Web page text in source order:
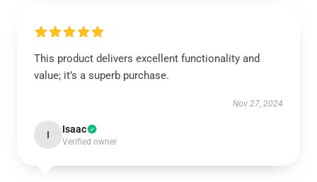
This product delivers excellent functionality and
value; it’s a superb purchase.
Nov 27, 2024
I Isaac
Verified owner